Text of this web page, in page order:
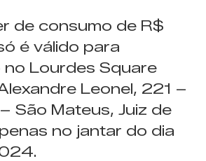
de consumo de R$
é válido para
no Lourdes Square
Leonel, 221 –
São Mateus, Juiz de
no jantar do dia